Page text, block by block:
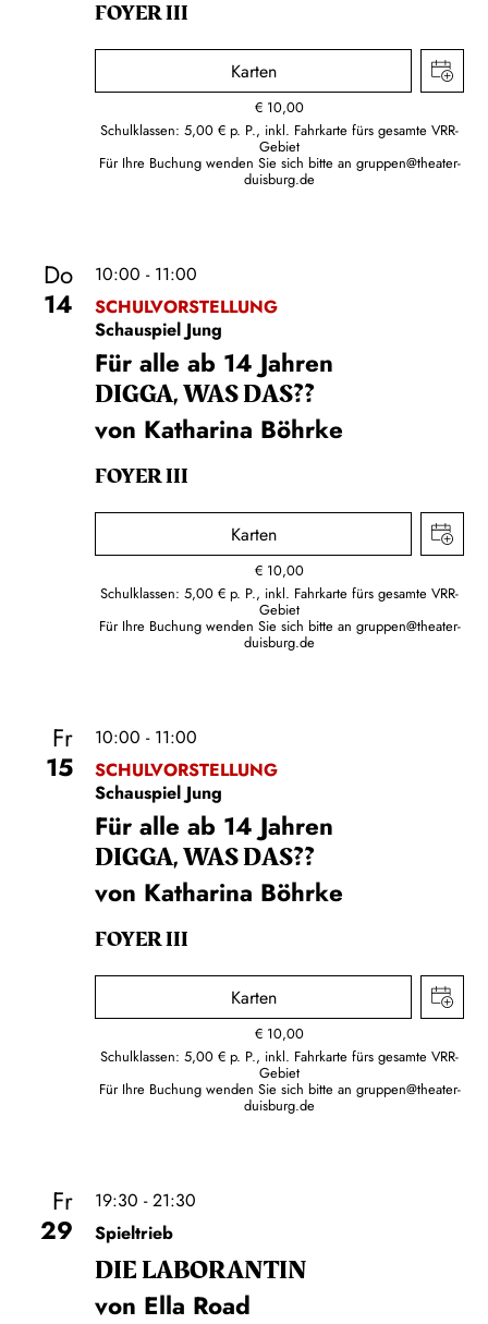
FOYER III
Karten
€ 10,00
Schulklassen: 5,00 € p. P., inkl. Fahrkarte fürs gesamte VRR-
Gebiet
Für Ihre Buchung wenden Sie sich bitte an gruppen@theater-
duisburg.de
Do
14
10:00 - 11:00
SCHULVORSTELLUNG
Schauspiel Jung
Für alle ab 14 Jahren
DIGGA, WAS DAS??
von Katharina Böhrke
FOYER III
Karten
€ 10,00
Schulklassen: 5,00 € p. P., inkl. Fahrkarte fürs gesamte VRR-
Gebiet
Für Ihre Buchung wenden Sie sich bitte an gruppen@theater-
duisburg.de
Fr
15
10:00 - 11:00
SCHULVORSTELLUNG
Schauspiel Jung
Für alle ab 14 Jahren
DIGGA, WAS DAS??
von Katharina Böhrke
FOYER III
Karten
€ 10,00
Schulklassen: 5,00 € p. P., inkl. Fahrkarte fürs gesamte VRR-
Gebiet
Für Ihre Buchung wenden Sie sich bitte an gruppen@theater-
duisburg.de
Fr
29
19:30 - 21:30
Spieltrieb
DIE LA­BO­RAN­TIN
von Ella Road